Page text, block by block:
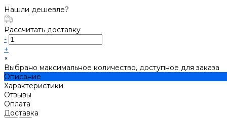
Нашли дешевле?
Рассчитать доставку
-
+
×
Выбрано максимальное количество, доступное для заказа
Описание
Характеристики
Отзывы
Оплата
Доставка